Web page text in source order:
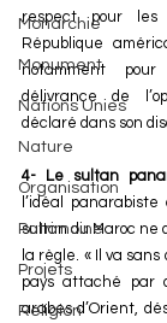
Monarchie
Monument
Nations Unies
Nature
Organisation
Patrimoine
Projets
Religion
respect pour
République
notamment
délivrance de
déclaré dans son
4- Le sultan
l’idéal
sultan du Maroc ne
la règle. « Il va
pays attaché par
arabes d’Orient,